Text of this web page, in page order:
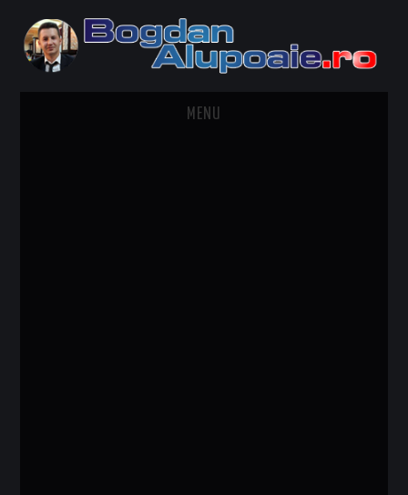
MENU